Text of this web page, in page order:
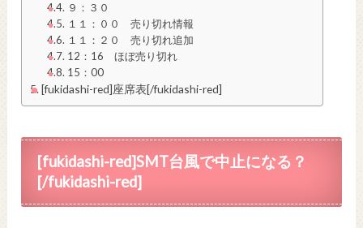
９：３０
１１：００ 売り切れ情報
１１：２０ 売り切れ追加
12：16 ほぼ売り切れ
15：00
[fukidashi-red]座席表[/fukidashi-red]
[fukidashi-red]SMT台風で中止になる？
[/fukidashi-red]